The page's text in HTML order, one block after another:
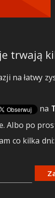
trwają
na łatwy
na
Albo po
co kilka dni: